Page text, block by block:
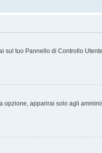
tuo Pannello di Controllo
opzione, apparirai solo agli